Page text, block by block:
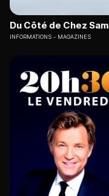
Du Côté de Chez Sam
INFORMATIONS MAGAZINES